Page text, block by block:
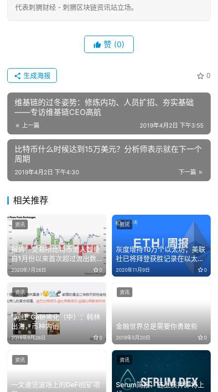
代表刺猬财经 - 刺猬区块链资讯站立场。
赞 (0)
0
生成海报
维基链的过冬姿势：修炼内功、人员扩招、夯实基础
——专访维基链CEO高航
上一篇 2019年4月2日 下午3:55
比特币什么时候达到15万美元？分析师表示就在下一个
周期
下一篇
2019年4月2日 下午4:30
相关推荐
报告：交易所比特币流入数量
自1月份以来首次超过流出数
量
2020年7月26日 0
资讯
灰度增持10万个以太坊；美联
社已将拜登获胜记录在以太坊
区块链上（11.2-11.8）
2020年11月9日 0
资讯
“网红”Gate黑化（中）：韩林
出海，币种内销
2019年9月26日 0
资讯
金融世界总是需要你勇敢些
2019年5月20日 0
资讯
一文速览波场上的DeFi挖矿项
资讯
Serum简报：链上质押即将上
资讯